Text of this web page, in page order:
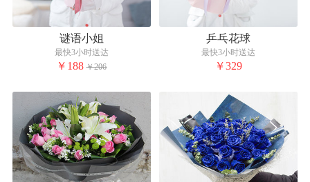
谜语小姐
最快3小时送达
￥188 ￥206
乒乓花球
最快3小时送达
￥329